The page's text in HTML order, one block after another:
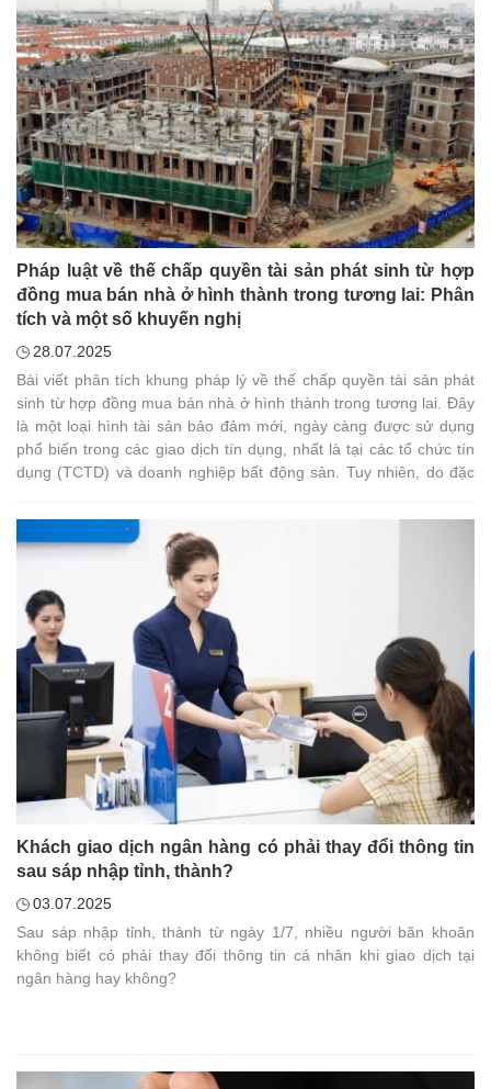
Pháp luật về thế chấp quyền tài sản phát sinh từ hợp
đồng mua bán nhà ở hình thành trong tương lai: Phân
tích và một số khuyến nghị
28.07.2025
Bài viết phân tích khung pháp lý về thế chấp quyền tài sản phát
sinh từ hợp đồng mua bán nhà ở hình thành trong tương lai. Đây
là một loại hình tài sản bảo đảm mới, ngày càng được sử dụng
phổ biến trong các giao dịch tín dụng, nhất là tại các tổ chức tín
dụng (TCTD) và doanh nghiệp bất động sản. Tuy nhiên, do đặc
tài sản hiện hữu, nên việc xác định tính pháp lý, điều kiện thế
chấp và trình tự xử lý loại tài sản này còn đặt ra nhiều thách thức
trong thực tiễn áp dụng. Trong bối cảnh đó, việc hoàn thiện khung
pháp lý để bảo đảm tính an toàn, minh bạch và khả thi của loại
hình thế chấp này là yêu cầu cấp thiết, góp phần lành mạnh hóa
thị trường bất động sản và nâng cao hiệu quả hoạt động tín dụng
ngân hàng.
Khách giao dịch ngân hàng có phải thay đổi thông tin
sau sáp nhập tỉnh, thành?
03.07.2025
Sau sáp nhập tỉnh, thành từ ngày 1/7, nhiều người băn khoăn
không biết có phải thay đổi thông tin cá nhân khi giao dịch tại
ngân hàng hay không?